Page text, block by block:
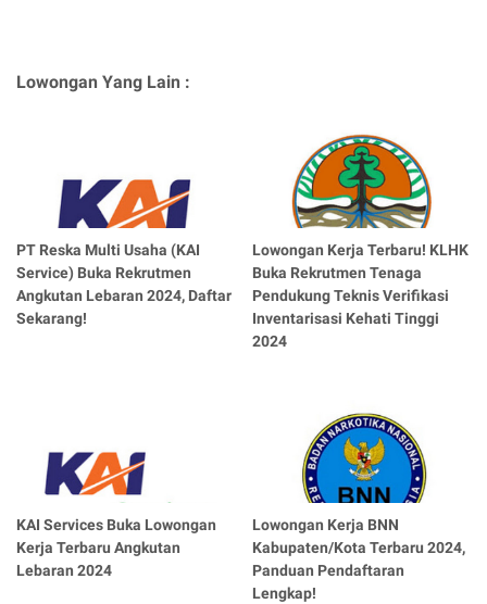
Lowongan Yang Lain :
PT Reska Multi Usaha (KAI
Service) Buka Rekrutmen
Angkutan Lebaran 2024, Daftar
Sekarang!
Lowongan Kerja Terbaru! KLHK
Buka Rekrutmen Tenaga
Pendukung Teknis Verifikasi
Inventarisasi Kehati Tinggi
2024
KAI Services Buka Lowongan
Kerja Terbaru Angkutan
Lebaran 2024
Lowongan Kerja BNN
Kabupaten/Kota Terbaru 2024,
Panduan Pendaftaran
Lengkap!